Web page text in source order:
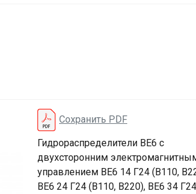
Сохранить PDF
Гидрораспределители ВЕ6 с
двухсторонним
управлением ВЕ6 14 Г24 (В110,
ВЕ6 24 Г24 (В110, В220), ВЕ6 34 Г24